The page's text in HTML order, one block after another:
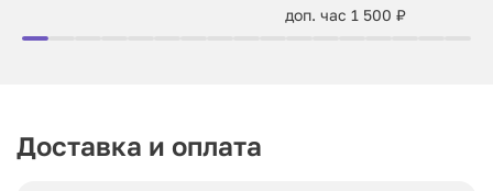
доп. час 1 500 ₽
Доставка и оплата